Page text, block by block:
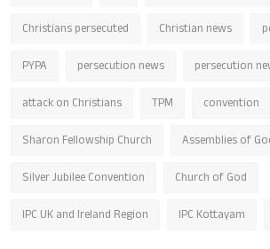
Christians persecuted Christian news
PYPA persecution news persecution
attack on Christians TPM convention
Sharon Fellowship Church Assemblies of
Silver Jubilee Convention Church of God
IPC UK and Ireland Region IPC Kottayam